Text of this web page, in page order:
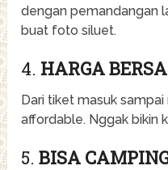
dengan pemandangan
buat foto siluet.
4. HARGA
Dari tiket masuk
affordable. Nggak bikin
5.BISA